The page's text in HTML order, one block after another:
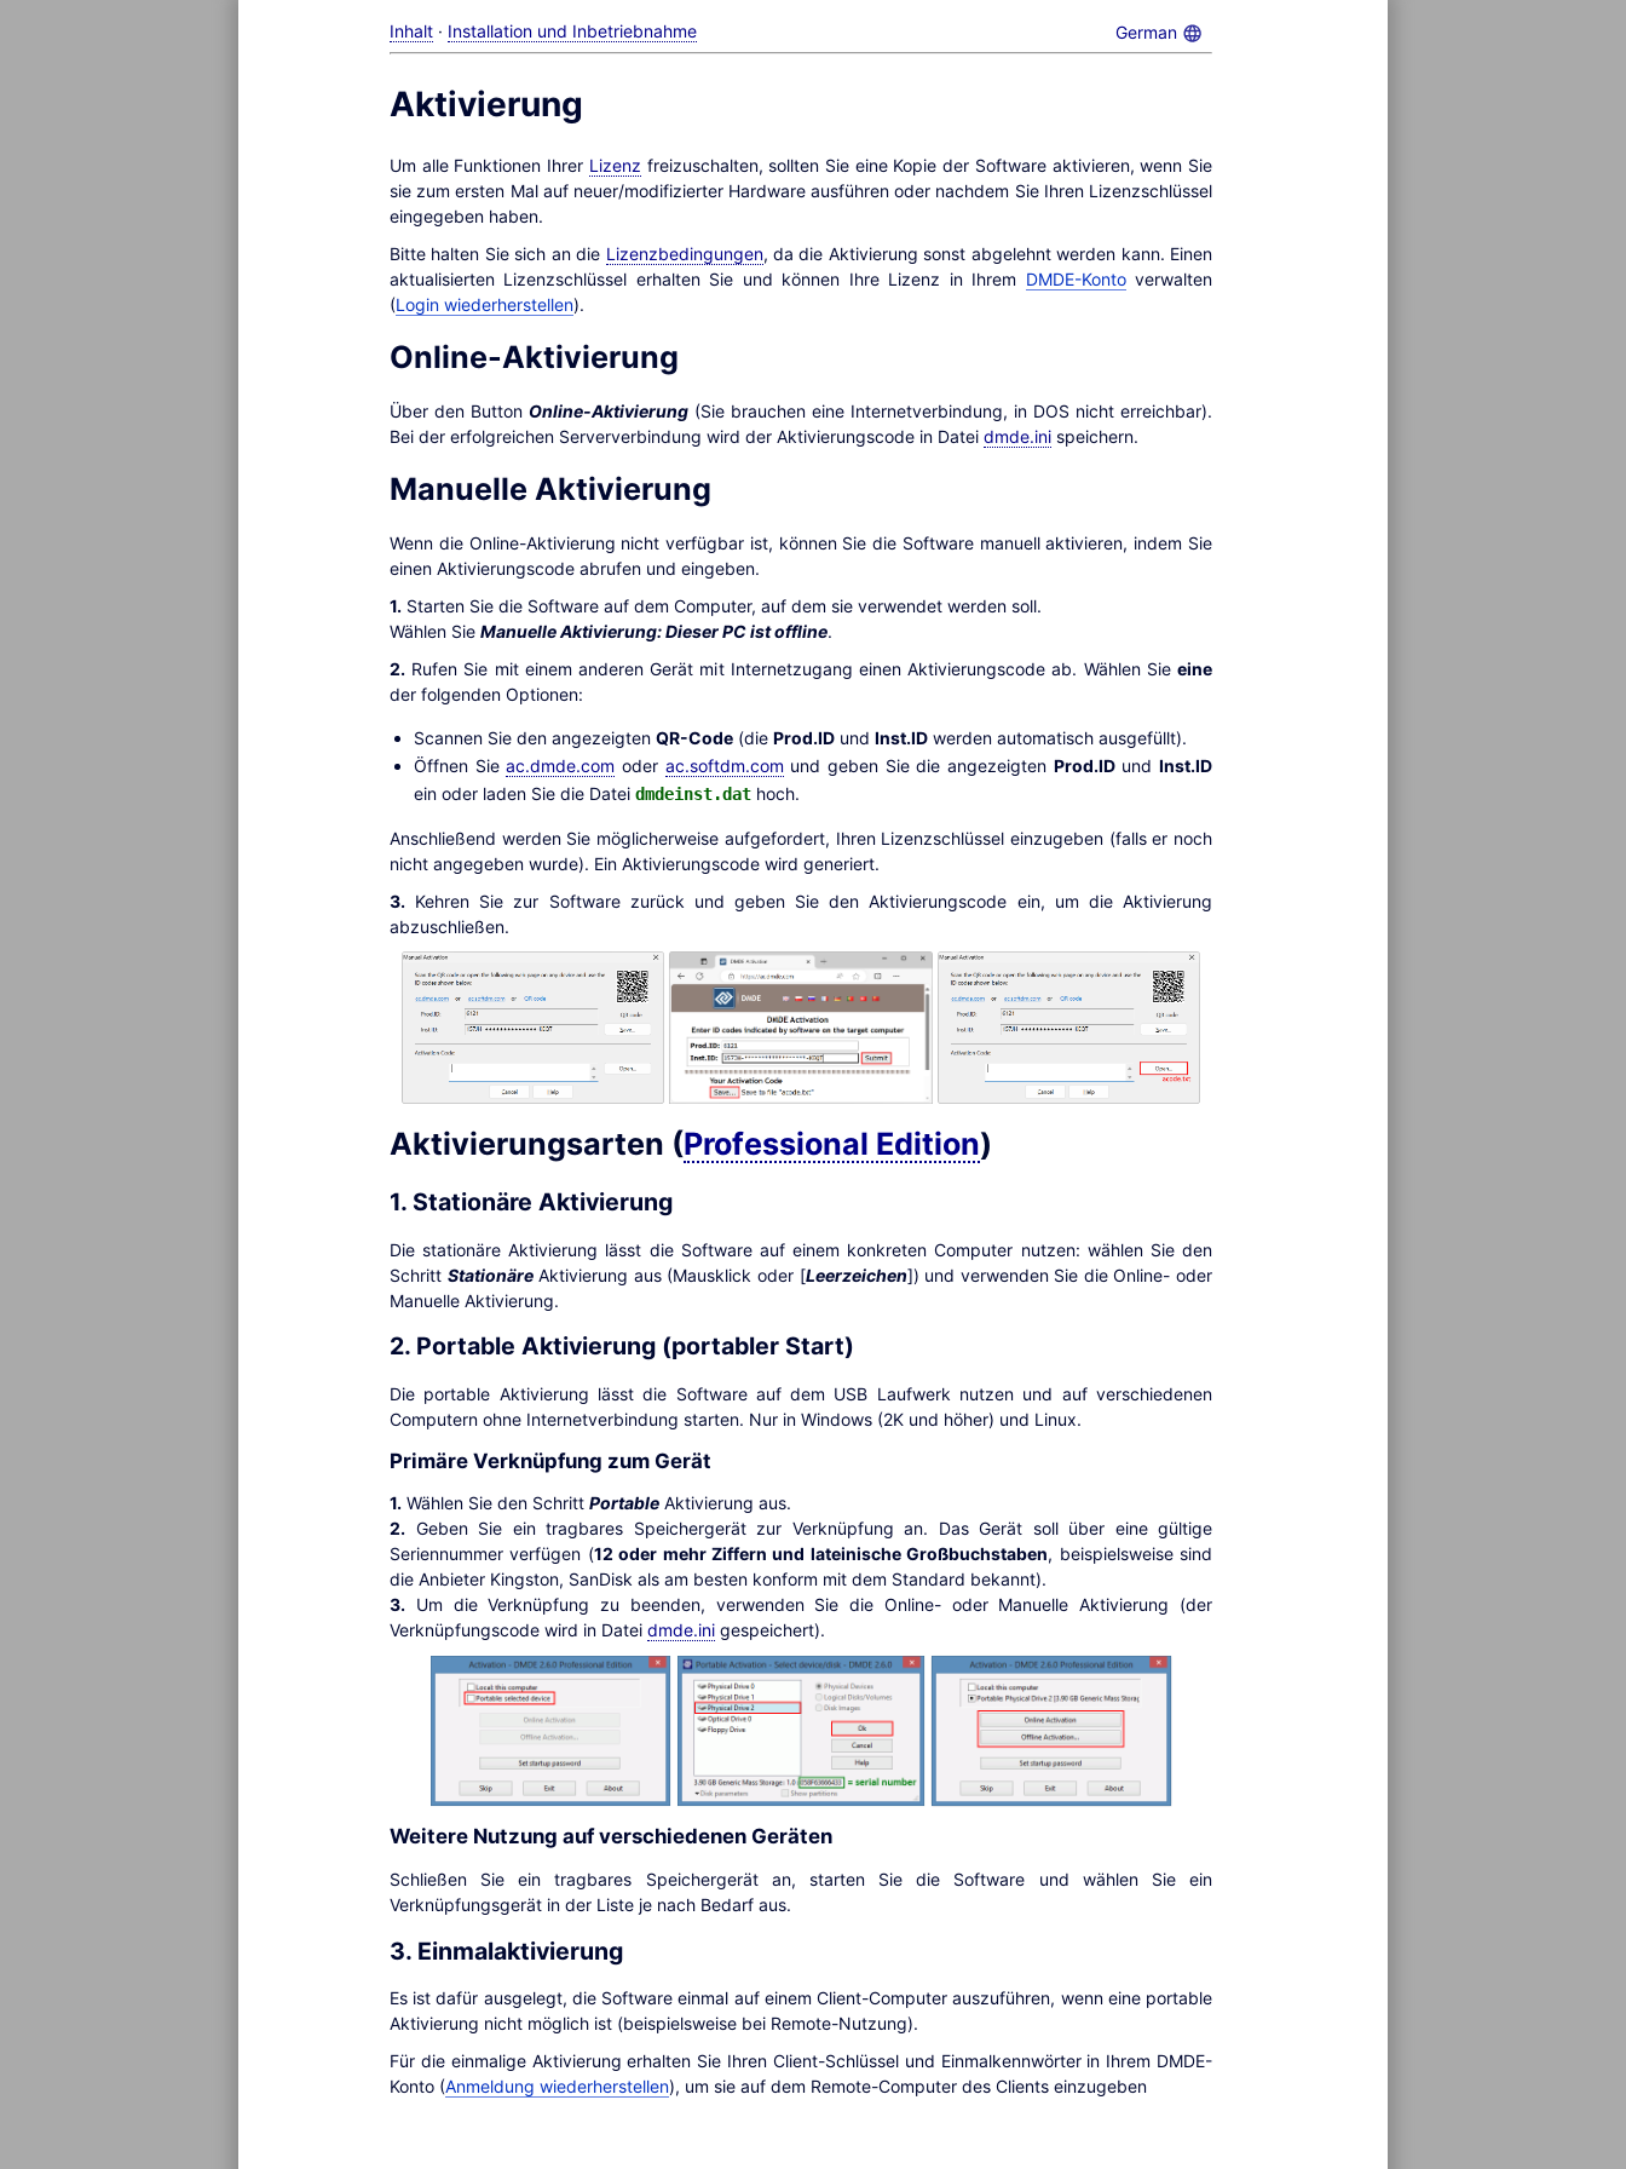
Inhalt · Installation und Inbetriebnahme German
Aktivierung
Um alle Funktionen Ihrer Lizenz freizuschalten, sollten Sie eine Kopie der Software aktivieren, wenn Sie
sie zum ersten Mal auf neuer/modifizierter Hardware ausführen oder nachdem Sie Ihren Lizenzschlüssel
eingegeben haben.
Bitte halten Sie sich an die Lizenzbedingungen, da die Aktivierung sonst abgelehnt werden kann. Einen
aktualisierten Lizenzschlüssel erhalten Sie und können Ihre Lizenz in Ihrem DMDE-Kontoverwalten
(Login wiederherstellen).
Online-Aktivierung
Über den Button Online-Aktivierung (Sie brauchen eine Internetverbindung, in DOS nicht erreichbar).
Bei der erfolgreichen Serververbindung wird der Aktivierungscode in Datei dmde.ini speichern.
Manuelle Aktivierung
Wenn die Online-Aktivierung nicht verfügbar ist, können Sie die Software manuell aktivieren, indem Sie
einen Aktivierungscode abrufen und eingeben.
1. Starten Sie die Software auf dem Computer, auf dem sie verwendet werden soll.
Wählen Sie Manuelle Aktivierung: Dieser PC ist offline.
2. Rufen Sie mit einem anderen Gerät mit Internetzugang einen Aktivierungscode ab. Wählen Sie eine
der folgenden Optionen:
Scannen Sie den angezeigten QR-Code (die Prod.ID und Inst.ID werden automatisch ausgefüllt).
Öffnen Sieac.dmde.com oder ac.softdm.com und geben Sie die angezeigten Prod.IDundInst.ID
ein oder laden Sie die Datei dmdeinst.dat hoch.
Anschließend werden Sie möglicherweise aufgefordert, Ihren Lizenzschlüssel einzugeben (falls er noch
nicht angegeben wurde). Ein Aktivierungscode wird generiert.
3. Kehren Sie zur Software zurück und geben Sie den Aktivierungscode ein, um die Aktivierung
abzuschließen.
Aktivierungsarten (Professional Edition)
1. Stationäre Aktivierung
Die stationäre Aktivierung lässt die Software auf einem konkreten Computer nutzen: wählen Sie den
Schritt StationäreAktivierung aus (Mausklick oder [Leerzeichen]) und verwenden Sie die Online- oder
Manuelle Aktivierung.
2. Portable Aktivierung (portabler Start)
Die portable Aktivierung lässt die Software auf dem USB Laufwerk nutzen und auf verschiedenen
Computern ohne Internetverbindung starten. Nur in Windows (2K und höher) und Linux.
Primäre Verknüpfung zum Gerät
1. Wählen Sie den Schritt Portable Aktivierung aus.
2. Geben Sie ein tragbares Speichergerät zur Verknüpfung an. Das Gerät soll über eine gültige
Seriennummer verfügen (12 oder mehr Ziffern und lateinische Großbuchstaben, beispielsweise sind
die Anbieter Kingston, SanDisk als am besten konform mit dem Standard bekannt).
3. Um die Verknüpfung zu beenden, verwenden Sie die Online- oder Manuelle Aktivierung (der
Verknüpfungscode wird in Datei dmde.ini gespeichert).
Weitere Nutzung auf verschiedenen Geräten
Schließen Sie ein tragbares Speichergerät an, starten Sie die Software und wählen Sie ein
Verknüpfungsgerät in der Liste je nach Bedarf aus.
3. Einmalaktivierung
Es ist dafür ausgelegt, die Software einmal auf einem Client-Computer auszuführen, wenn eine portable
Aktivierung nicht möglich ist (beispielsweise bei Remote-Nutzung).
Für die einmalige Aktivierung erhalten Sie Ihren Client-Schlüssel und Einmalkennwörter in Ihrem DMDE-
Konto (Anmeldung wiederherstellen), um sie auf dem Remote-Computer des Clients einzugeben